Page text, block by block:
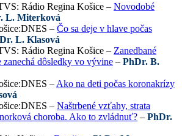
Rádio Regina Košice – Novodobé
L. Miterková
– Čo sa deje v hlave počas
L. Klasová
Rádio Regina Košice – Zanedbané
zanechá dôsledky vo vývine – PhDr. B.
– Ako na deti počas koronakrízy
– Naštrbené vzťahy, strata
choroba. Ako to zvládnuť? – PhDr.